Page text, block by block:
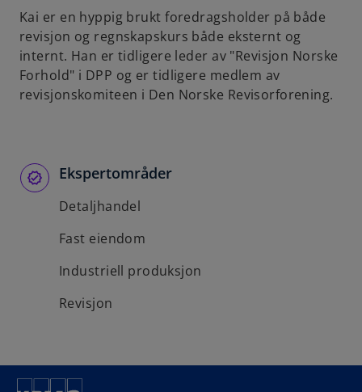
a
b
Kai er en hyppig brukt foredragsholder på både
revisjon og regnskapskurs både eksternt og
internt. Han er tidligere leder av "Revisjon Norske
Forhold" i DPP og er tidligere medlem av
revisjonskomiteen i Den Norske Revisorforening.
Ekspertområder
Detaljhandel
Fast eiendom
Industriell produksjon
Revisjon